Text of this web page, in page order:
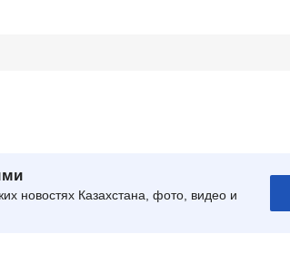
новостях Казахстана, фото, видео и